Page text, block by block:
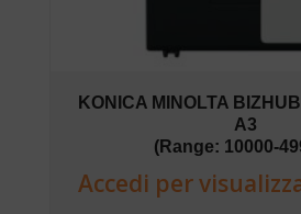
KONICA MINOLTA
A3
(Range: 10000-
Accedi per